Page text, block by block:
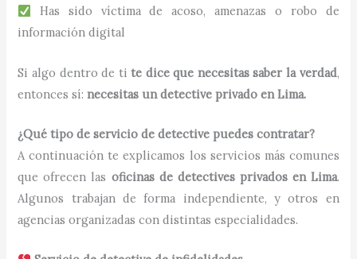
Has sido víctima de acoso, amenazas o robo de
información digital
Si algo dentro de tite dice que necesitas saber la verdad,
entonces sí: necesitas un detective privado en Lima.
¿Qué tipo de servicio de detective puedes contratar?
A continuación te explicamos los servicios más comunes
que ofrecen las oficinas de detectives privados en Lima.
Algunos trabajan de forma independiente, y otros en
agencias organizadas con distintas especialidades.